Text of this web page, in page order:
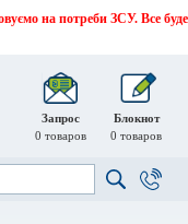
на потреби ЗСУ. Все буде
Запрос
0 товаров
Блокнот
0 товаров